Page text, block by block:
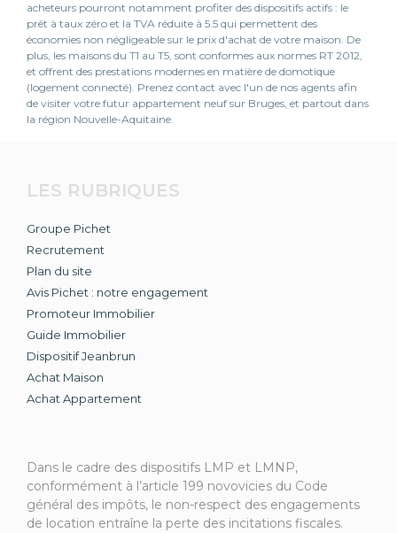
acheteurs pourront notamment profiter des dispositifs actifs : le
prêt à taux zéro et la TVA réduite à 5.5 qui permettent des
économies non négligeable sur le prix d'achat de votre maison. De
plus, les maisons du T1 au T5, sont conformes aux normes RT 2012,
et offrent des prestations modernes en matière de domotique
(logement connecté). Prenez contact avec l'un de nos agents afin
de visiter votre futur appartement neuf sur Bruges, et partout dans
la région Nouvelle-Aquitaine.
LES RUBRIQUES
Groupe Pichet
Recrutement
Plan du site
Avis Pichet : notre engagement
Promoteur Immobilier
Guide Immobilier
Dispositif Jeanbrun
Achat Maison
Achat Appartement
Dans le cadre des dispositifs LMP et LMNP,
conformément à l’article 199 novovicies du Code
général des impôts, le non-respect des engagements
de location entraîne la perte des incitations fiscales.